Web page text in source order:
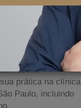
e Exterior
se mantém
como
prática na clínica
Paulo, incluindo